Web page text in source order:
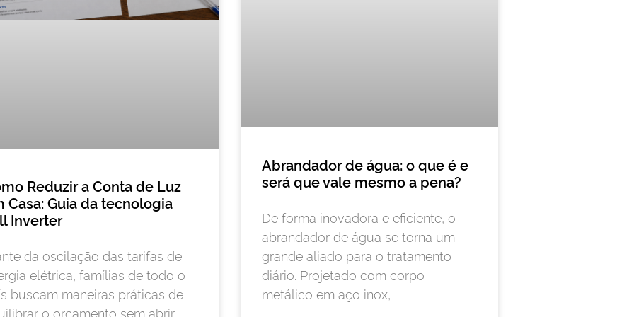
Reduzir a Conta de Luz
Casa: Guia da tecnologia
Inverter
da oscilação das tarifas de
elétrica, famílias de todo o
buscam maneiras práticas de
o orçamento sem abrir
Abrandador de água: o que é e
será que vale mesmo a pena?
De forma inovadora e eficiente, o
abrandador de água se torna um
grande aliado para o tratamento
diário. Projetado com corpo
metálico em aço inox,